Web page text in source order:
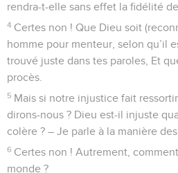
rendra-t-elle sans effet la fidélité
4 Certes non ! Que Dieu soit
homme pour menteur, selon qu’il
trouvé juste dans tes paroles, Et
procès.
5 Mais si notre injustice fait
dirons-nous ? Dieu est-il injuste
colère ? – Je parle à la manière
6 Certes non ! Autrement,
monde ?